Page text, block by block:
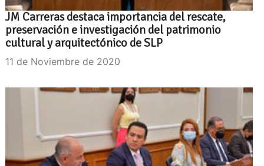
JM Carreras destaca importancia del rescate,
preservación e investigación del patrimonio
cultural y arquitectónico de SLP
11 de Noviembre de 2020